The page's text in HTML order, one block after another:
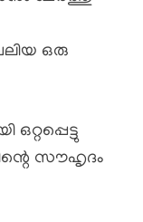
ഒരു
സൗഹൃദം